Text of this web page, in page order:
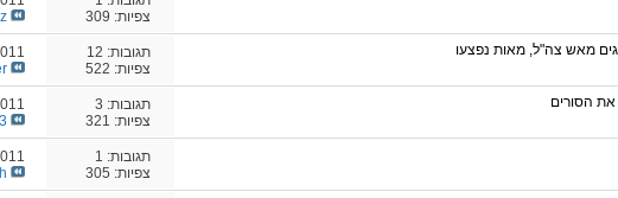
צפיות: 309
תגובות: 12
צפיות: 522
את הסורים
תגובות: 3
צפיות: 321
תגובות: 1
צפיות: 305